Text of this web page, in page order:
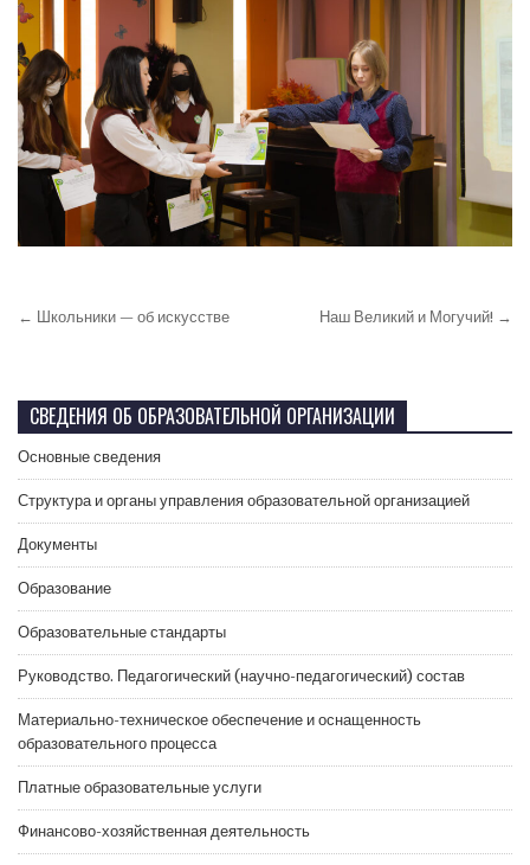
← Школьники — об искусстве Наш Великий и Могучий! →
СВЕДЕНИЯ ОБ ОБРАЗОВАТЕЛЬНОЙ ОРГАНИЗАЦИИ
Основные сведения
Структура и органы управления образовательной организацией
Документы
Образование
Образовательные стандарты
Руководство. Педагогический (научно-педагогический) состав
Материально-техническое обеспечение и оснащенность
образовательного процесса
Платные образовательные услуги
Финансово-хозяйственная деятельность